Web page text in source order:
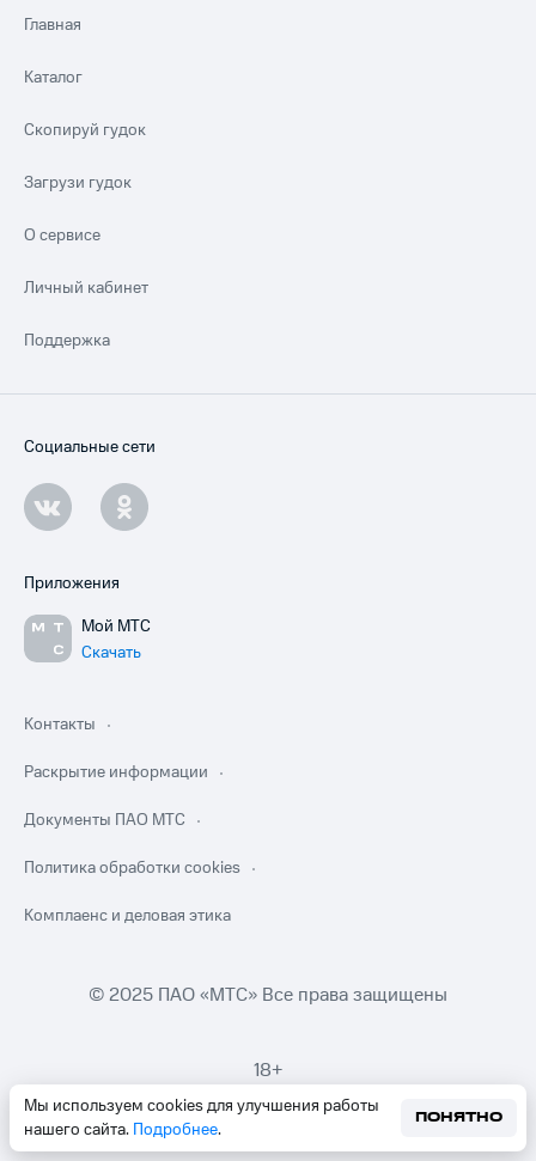
Мы используем cookies для улучшения работы
нашего сайта. Подробнее.
ПОНЯТНО
Главная
Каталог
Скопируй гудок
Загрузи гудок
О сервисе
Личный кабинет
Поддержка
Социальные сети
Приложения
Мой МТС
Скачать
Контакты
Раскрытие информации
Документы ПАО МТС
Политика обработки cookies
Комплаенс и деловая этика
© 2025 ПАО «МТС» Все права защищены
18+